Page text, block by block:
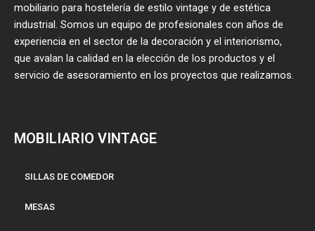
mobiliario para hostelería de estilo vintage y de estética
industrial. Somos un equipo de profesionales con años de
experiencia en el sector de la decoración y el interiorismo,
que avalan la calidad en la elección de los productos y el
servicio de asesoramiento en los proyectos que realizamos.
MOBILIARIO VINTAGE
SILLAS DE COMEDOR
MESAS